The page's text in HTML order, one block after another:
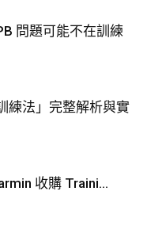
問題可能不在訓練
練法」完整解析與實
收購 Traini...